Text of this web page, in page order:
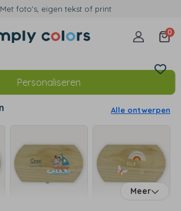
Met foto's, eigen tekst of print
0
Personaliseren
Alle ontwerpen
Meer